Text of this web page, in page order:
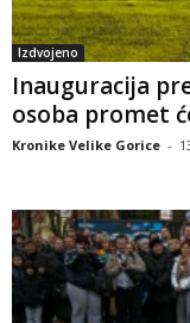
Izdvojeno
Inauguracija
osoba promet
Kronike Velike Gorice -